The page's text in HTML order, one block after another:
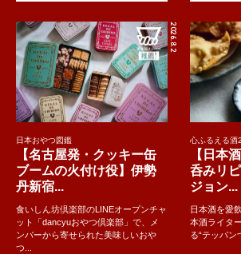
2026.8.2
日本おやつ図鑑
【名古屋発・クッキー缶
ブームの火付け役】伊勢
丹新宿...
食いしん坊倶楽部のLINEオープンチャ
ット「dancyuおやつ倶楽部」で、メ
ンバーから寄せられた美味しいおや
つ...
心ふるえる酒
【日本
呑みリ
ジョン...
日本酒を愛
本酒ライタ
る“テッパン